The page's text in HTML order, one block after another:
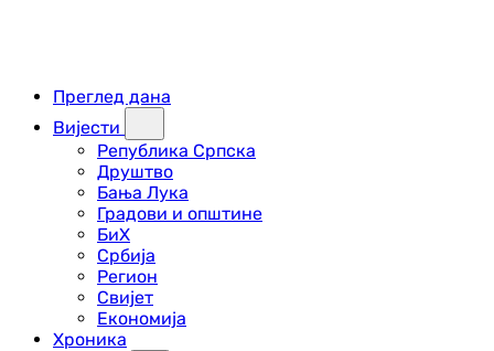
Преглед дана
Вијести
Република Српска
Друштво
Бања Лука
Градови и општине
БиХ
Србија
Регион
Свијет
Економија
Хроника